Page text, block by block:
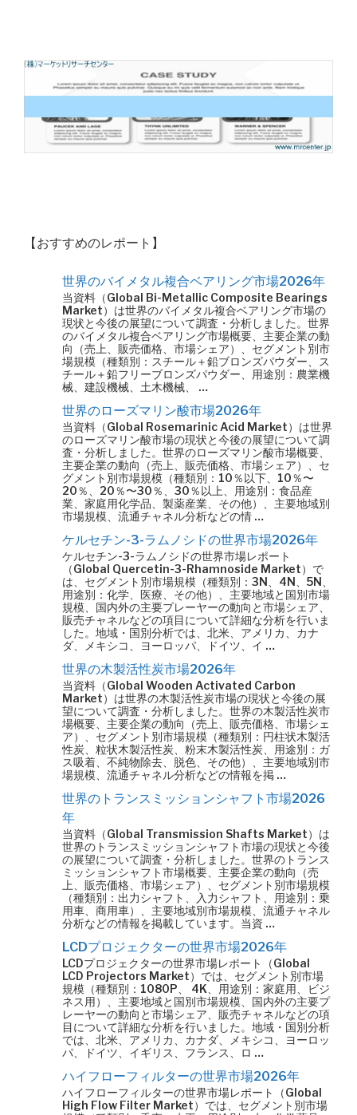
【おすすめのレポート】
世界のバイメタル複合ベアリング市場2026年
当資料（Global Bi-Metallic Composite Bearings
Market）は世界のバイメタル複合ベアリング市場の
現状と今後の展望について調査・分析しました。世界
のバイメタル複合ベアリング市場概要、主要企業の動
向（売上、販売価格、市場シェア）、セグメント別市
場規模（種類別：スチール＋鉛ブロンズパウダー、ス
チール＋鉛フリーブロンズパウダー、用途別：農業機
械、建設機械、土木機械、 …
世界のローズマリン酸市場2026年
当資料（Global Rosemarinic Acid Market）は世界
のローズマリン酸市場の現状と今後の展望について調
査・分析しました。世界のローズマリン酸市場概要、
主要企業の動向（売上、販売価格、市場シェア）、セ
グメント別市場規模（種類別：10％以下、10％〜
20％、20％〜30％、30％以上、用途別：食品産
業、家庭用化学品、製薬産業、その他）、主要地域別
市場規模、流通チャネル分析などの情 …
ケルセチン-3-ラムノシドの世界市場2026年
ケルセチン-3-ラムノシドの世界市場レポート
（Global Quercetin-3-Rhamnoside Market）で
は、セグメント別市場規模（種類別：3N、4N、5N、
用途別：化学、医療、その他）、主要地域と国別市場
規模、国内外の主要プレーヤーの動向と市場シェア、
販売チャネルなどの項目について詳細な分析を行いま
した。地域・国別分析では、北米、アメリカ、カナ
ダ、メキシコ、ヨーロッパ、ドイツ、イ …
世界の木製活性炭市場2026年
当資料（Global Wooden Activated Carbon
Market）は世界の木製活性炭市場の現状と今後の展
望について調査・分析しました。世界の木製活性炭市
場概要、主要企業の動向（売上、販売価格、市場シェ
ア）、セグメント別市場規模（種類別：円柱状木製活
性炭、粒状木製活性炭、粉末木製活性炭、用途別：ガ
ス吸着、不純物除去、脱色、その他）、主要地域別市
場規模、流通チャネル分析などの情報を掲 …
世界のトランスミッションシャフト市場2026
年
当資料（Global Transmission Shafts Market）は
世界のトランスミッションシャフト市場の現状と今後
の展望について調査・分析しました。世界のトランス
ミッションシャフト市場概要、主要企業の動向（売
上、販売価格、市場シェア）、セグメント別市場規模
（種類別：出力シャフト、入力シャフト、用途別：乗
用車、商用車）、主要地域別市場規模、流通チャネル
分析などの情報を掲載しています。当資 …
LCDプロジェクターの世界市場2026年
LCDプロジェクターの世界市場レポート（Global
LCD Projectors Market）では、セグメント別市場
規模（種類別：1080P、 4K、用途別：家庭用、ビジ
ネス用）、主要地域と国別市場規模、国内外の主要プ
レーヤーの動向と市場シェア、販売チャネルなどの項
目について詳細な分析を行いました。地域・国別分析
では、北米、アメリカ、カナダ、メキシコ、ヨーロッ
パ、ドイツ、イギリス、フランス、ロ …
ハイフローフィルターの世界市場2026年
ハイフローフィルターの世界市場レポート（Global
High Flow Filter Market）では、セグメント別市場